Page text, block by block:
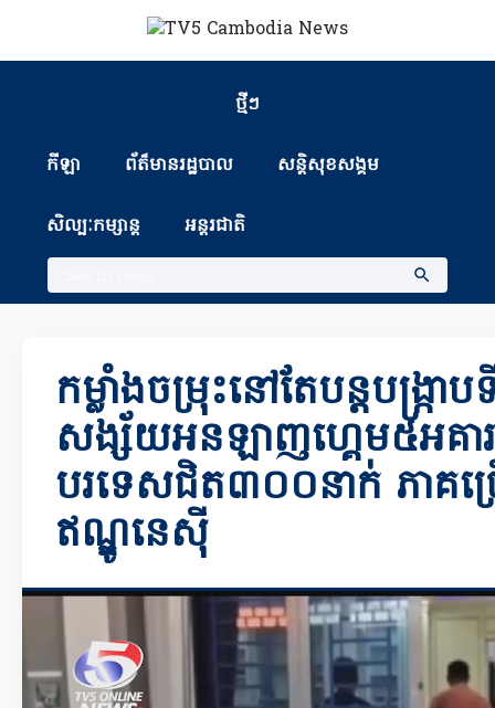
ថ្មីៗ
កីឡា ព័ត៏មានរដ្ឋបាល សន្តិសុខសង្គម
សិល្បៈកម្សាន្ត អន្តរជាតិ
កម្លាំងចម្រុះនៅតែបន្តបង្ក្រា
សង្ស័យអនឡាញហ្គេម៥អគា
បរទេសជិត៣០០នាក់ ភាគច្
ឥណ្ឌូនេស៊ី